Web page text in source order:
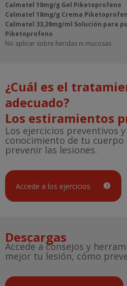
Calmatel 18mg/g Gel Piketoprofeno
Calmatel 18mg/g Crema
Calmatel 33,28mg/ml Solución para
Piketoprofeno
No aplicar sobre heridas ni mucosas
¿Cuál es el
adecuado?
Los estiramientos
Los ejercicios preventivos
conocimiento de tu cuerpo
prevenir las lesiones.
Accede a los ejercicios
Descargas
Accede a consejos y
mejor tu lesión, cómo